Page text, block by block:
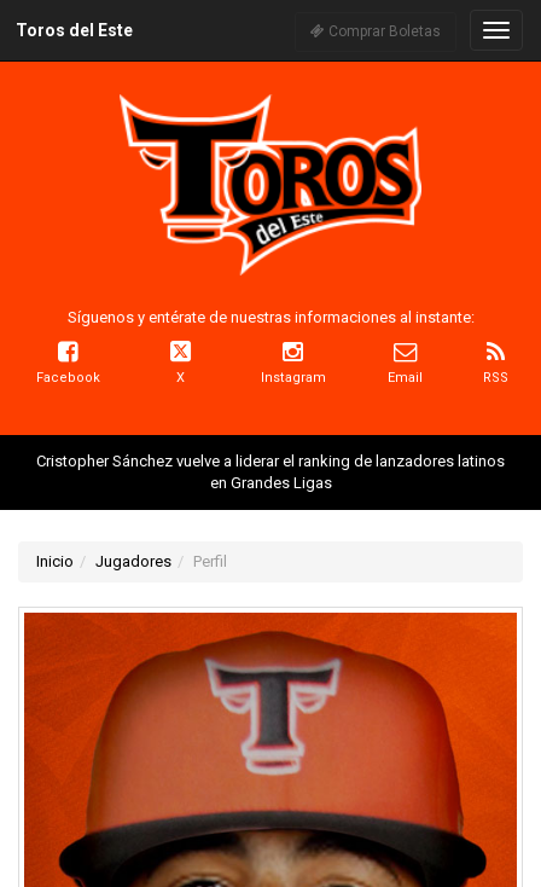
Toros del Este Comprar Boletas
Síguenos y entérate de nuestras informaciones al instante:
Facebook X Instagram Email RSS
Cristopher Sánchez vuelve a liderar el ranking de lanzadores latinos
en Grandes Ligas
Inicio Jugadores Perfil